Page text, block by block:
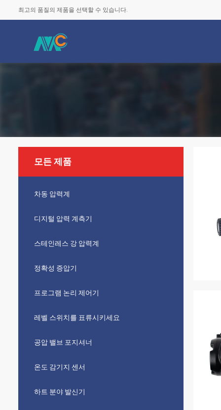
최고의 품질의 제품을 선택할 수 있습니다.
모든 제품
차동 압력계
디지털 압력 계측기
스테인레스 강 압력계
정확성 증압기
프로그램 논리 제어기
레벨 스위치를 표류시키세요
공압 밸브 포지셔너
온도 감기지 센서
하트 분야 발신기